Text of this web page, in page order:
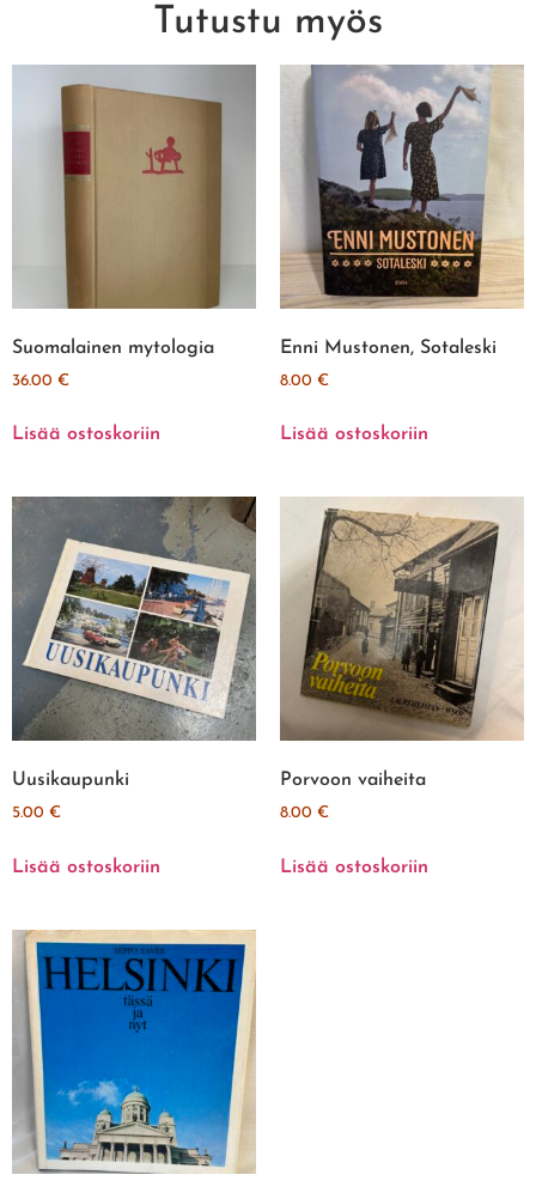
Tutustu myös
Suomalainen mytologia
36.00 €
Lisää ostoskoriin
Enni Mustonen, Sotaleski
8.00 €
Lisää ostoskoriin
Uusikaupunki
5.00 €
Lisää ostoskoriin
Porvoon vaiheita
8.00 €
Lisää ostoskoriin